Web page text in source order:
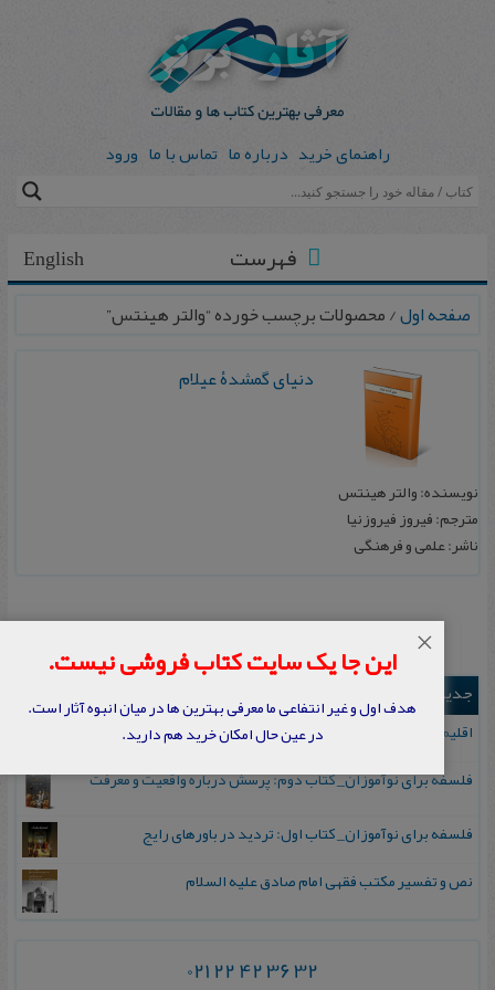
راهنمای خرید درباره ما تماس با ما ورود
English فهرست
صفحه اول/ محصولات برچسب خورده “والتر هینتس”
دنیای گمشدۀ عیلام
نویسنده: والتر هینتس
مترجم: فیروز فیروزنیا
ناشر: علمی و فرهنگی
جدیدترین ها
اقلیم مورخان؛ مهارت‌های تاریخ ورزی علمی
فلسفه برای نوآموزان_ کتاب دوم: پرسش درباره واقعیت و معرفت
فلسفه برای نوآموزان_ کتاب اول: تردید در باورهای رایج
نص و تفسیر مکتب فقهی امام صادق علیه السلام
021 22 42 36 32
این جا یک سایت کتاب فروشی نیست.
هدف اول و غیر انتفاعی ما معرفی بهترین ها در میان انبوه آثار است.
در عین حال امکان خرید هم دارید.
×